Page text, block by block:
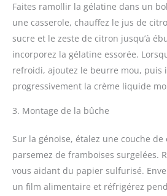
Faites ramollir la gélatine dans un
une casserole, chauffez le jus de
sucre et le zeste de citron jusqu’à
incorporez la gélatine essorée.
refroidi, ajoutez le beurre mou, puis
progressivement la crème liquide
3. Montage de la bûche
Sur la génoise, étalez une couche
parsemez de framboises surgelées.
vous aidant du papier sulfurisé.
un film alimentaire et réfrigérez